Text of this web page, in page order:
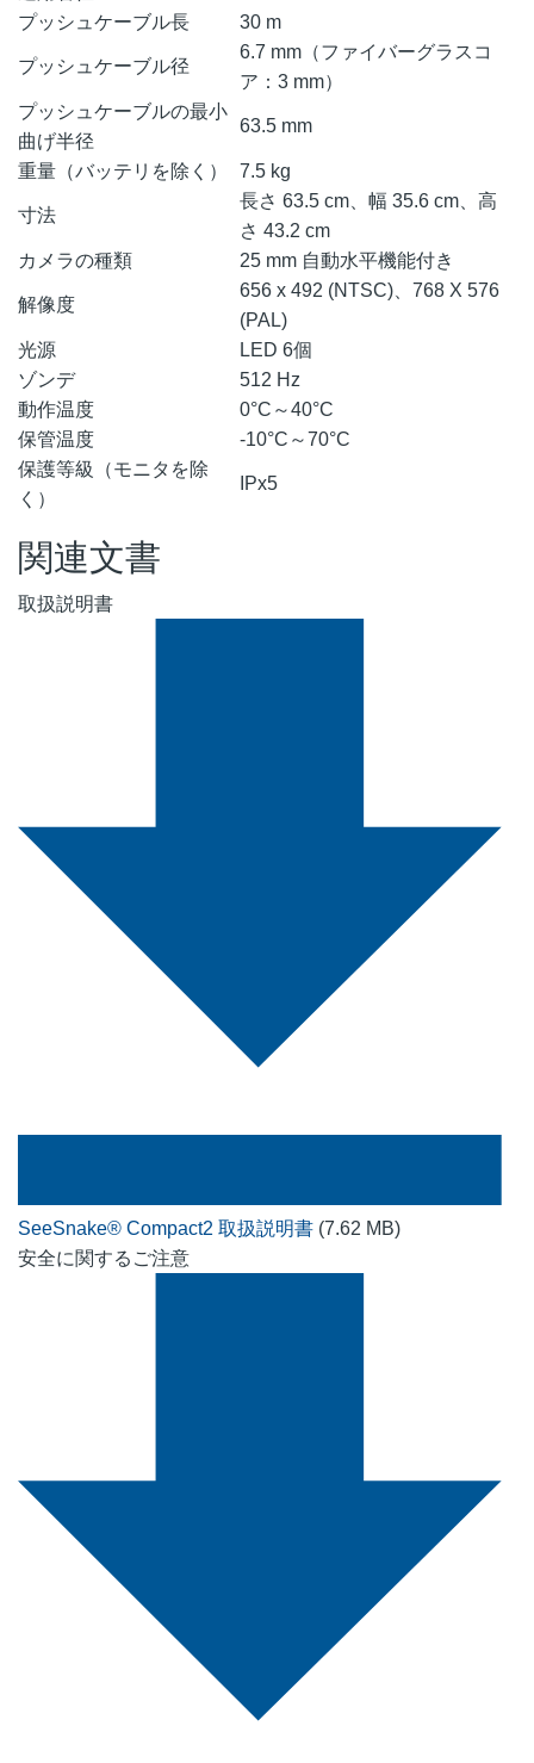
プッシュケーブル長
30 m
プッシュケーブル径
6.7 mm（ファイバーグラスコ
ア：3 mm）
プッシュケーブルの最小
曲げ半径
63.5 mm
重量（バッテリを除く） 7.5 kg
寸法
長さ 63.5 cm、幅 35.6 cm、高
さ 43.2 cm
カメラの種類
25 mm 自動水平機能付き
解像度
656 x 492 (NTSC)、768 X 576
(PAL)
光源
LED 6個
ゾンデ
512 Hz
動作温度
0°C～40°C
保管温度
-10°C～70°C
保護等級（モニタを除
く）
IPx5
関連文書
取扱説明書
SeeSnake® Compact2 取扱説明書 (7.62 MB)
安全に関するご注意